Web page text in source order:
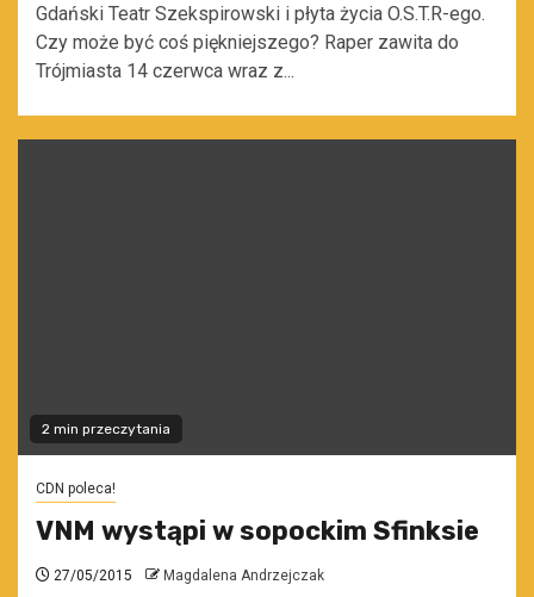
Gdański Teatr Szekspirowski i płyta życia O.S.T.R-ego.
Czy może być coś piękniejszego? Raper zawita do
Trójmiasta 14 czerwca wraz z...
2 min przeczytania
CDN poleca!
VNM wystąpi w sopockim Sfinksie
27/05/2015 Magdalena Andrzejczak